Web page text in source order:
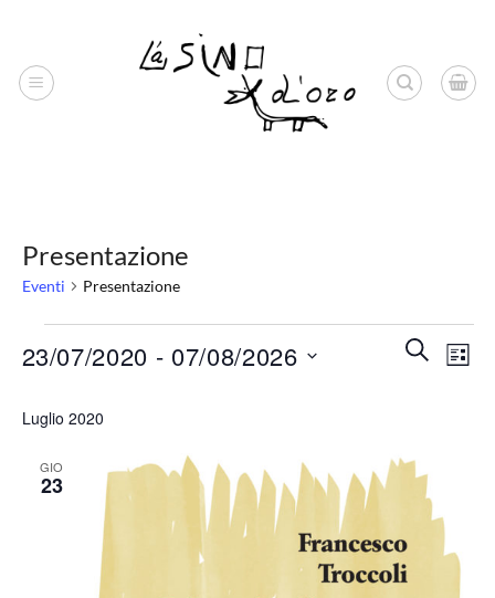
contenuti
Presentazione
Eventi Presentazione
Eventi
Ricerca
Cerca
Lista
23/07/2020 - 07/08/2026
la
Luglio 2020
GIO
23